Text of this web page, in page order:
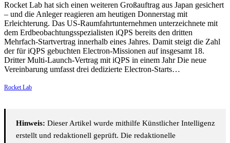
Rocket Lab hat sich einen weiteren Großauftrag aus Japan gesichert
– und die Anleger reagieren am heutigen Donnerstag mit
Erleichterung. Das US-Raumfahrtunternehmen unterzeichnete mit
dem Erdbeobachtungsspezialisten iQPS bereits den dritten
Mehrfach-Startvertrag innerhalb eines Jahres. Damit steigt die Zahl
der für iQPS gebuchten Electron-Missionen auf insgesamt 18.
Dritter Multi-Launch-Vertrag mit iQPS in einem Jahr Die neue
Vereinbarung umfasst drei dedizierte Electron-Starts…
Rocket Lab
Hinweis: Dieser Artikel wurde mithilfe Künstlicher Intelligenz
erstellt und redaktionell geprüft. Die redaktionelle